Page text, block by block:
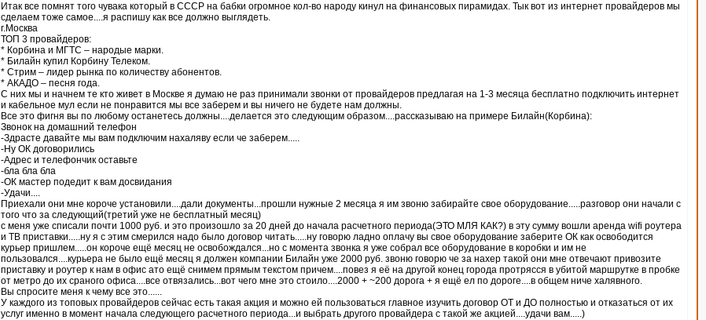
Итак все помнят того чувака который в СССР на бабки огромное кол-во народу кинул на финансовых пирамидах. Тык вот из интернет провайдеров мы
сделаем тоже самое....я распишу как все должно выглядеть.
г.Москва
ТОП 3 провайдеров:
* Корбина и МГТС – народые марки.
* Билайн купил Корбину Телеком.
* Стрим – лидер рынка по количеству абонентов.
* АКАДО – песня года.
С них мы и начнем те кто живет в Москве я думаю не раз принимали звонки от провайдеров предлагая на 1-3 месяца бесплатно подключить интернет
и кабельное мул если не понравится мы все заберем и вы ничего не будете нам должны.
Все это фигня вы по любому останетесь должны....делается это следующим образом....рассказываю на примере Билайн(Корбина):
Звонок на домашний телефон
-Здрасте давайте мы вам подключим нахаляву если че заберем.....
-Ну ОК договорились
-Адрес и телефончик оставьте
-бла бла бла
-ОК мастер подедит к вам досвидания
-Удачи....
Приехали они мне короче установили....дали документы...прошли нужные 2 месяца я им звоню забирайте свое оборудование.....разговор они начали с
того что за следующий(третий уже не бесплатный месяц)
с меня уже списали почти 1000 руб. и это произошло за 20 дней до начала расчетного периода(ЭТО МЛЯ КАК?) в эту сумму вошли аренда wifi роутера
и ТВ приставки.....ну я с этим смерился надо было договор читать.....ну говорю ладно оплачу вы свое оборудование заберите ОК как освободится
курьер пришлем.....он короче ещё месяц не освобождался...но с момента звонка я уже собрал все оборудование в коробки и им не
пользовался....курьера не было ещё месяц я должен компании Билайн уже 2000 руб. звоню говорю че за нахер такой они мне отвечают привозите
приставку и роутер к нам в офис ато ещё снимем прямым текстом причем....повез я её на другой конец города протрясся в убитой маршрутке в пробке
от метро до их сраного офиса....все отвязались...вот чего мне это стоило....2000 + ~200 дорога + я ещё ел по дороге....в общем ниче халявного.
Вы спросите меня к чему все это......
У каждого из топовых провайдеров сейчас есть такая акция и можно ей пользоваться главное изучить договор ОТ и ДО полностью и отказаться от их
услуг именно в момент начала следующего расчетного периода...и выбрать другого провайдера с такой же акцией....удачи вам.....)